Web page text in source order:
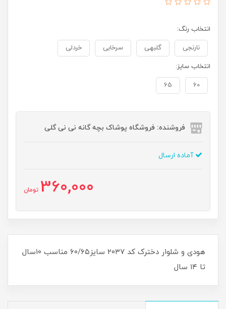
انتخاب رنگ:
نارنجی گلبهی سرخابی خردلی
انتخاب سایز:
60
65
فروشنده: فروشگاه پوشاک بچه گانه نی نی گلی
آماده ارسال
360,000 تومان
هودی و شلوار دخترک کد ۲۰۳۷ سایز۶۰/۶۵ مناسب ۱۰سال
تا ۱۴ سال